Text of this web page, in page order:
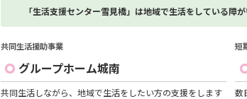
2026.6.1 泥あげ、草刈りを行いました。
2026.5.5 ワークス城南・美術教室
「生活支援センター雪見橋」は地域で生活をしている障
共同生活援助事業
グループホーム城南
共同生活しながら、地域で生活をしたい方の支援をします
短
数